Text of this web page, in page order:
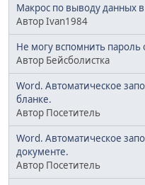
Макрос по выводу данных
Автор Ivan1984
Не могу вспомнить пароль
Автор Бейсболистка
Word. Автоматическое
бланке.
Автор Посетитель
Word. Автоматическое
документе.
Автор Посетитель